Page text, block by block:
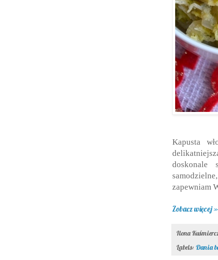
Kapusta
zapewniam
Zobacz więcej »
Ilona
Labels: Dania